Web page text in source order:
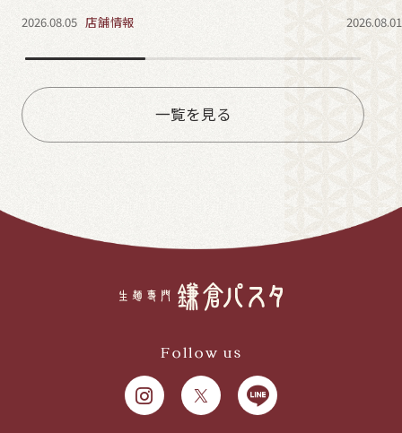
2026.08.05 店舗情報 2026.08.01
一覧を見る
Follow us